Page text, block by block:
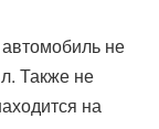
не
Также не
на